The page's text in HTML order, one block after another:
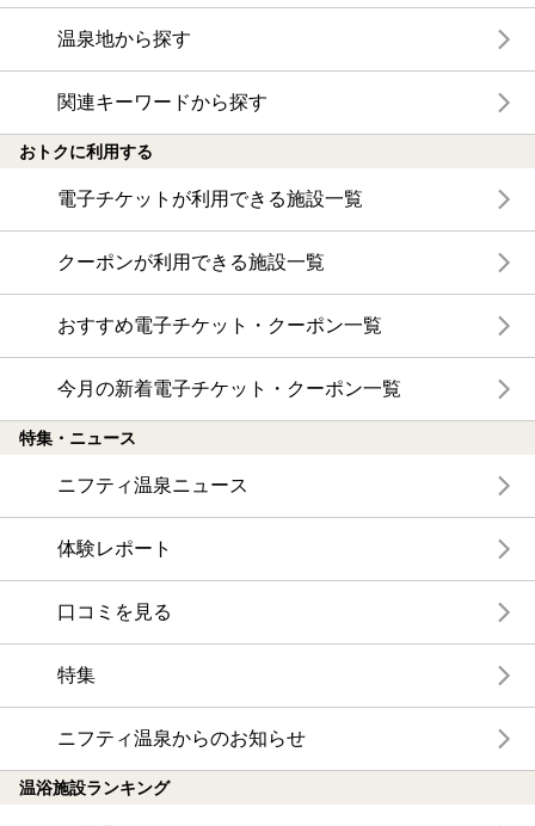
温泉地から探す
関連キーワードから探す
おトクに利用する
電子チケットが利用できる施設一覧
クーポンが利用できる施設一覧
おすすめ電子チケット・クーポン一覧
今月の新着電子チケット・クーポン一覧
特集・ニュース
ニフティ温泉ニュース
体験レポート
口コミを見る
特集
ニフティ温泉からのお知らせ
温浴施設ランキング